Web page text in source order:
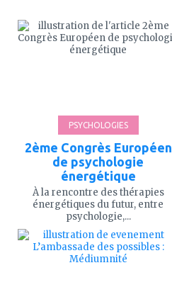
à
mes
PSYCHOLOGIES
2ème Congrès Européen
de psychologie
énergétique
À la rencontre des thérapies
énergétiques du futur, entre
psychologie,...
ajouter
mes